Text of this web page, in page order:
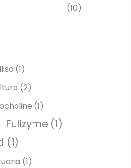
(10)
(1)
(2)
(1)
Fullzyme (1)
(1)
(1)